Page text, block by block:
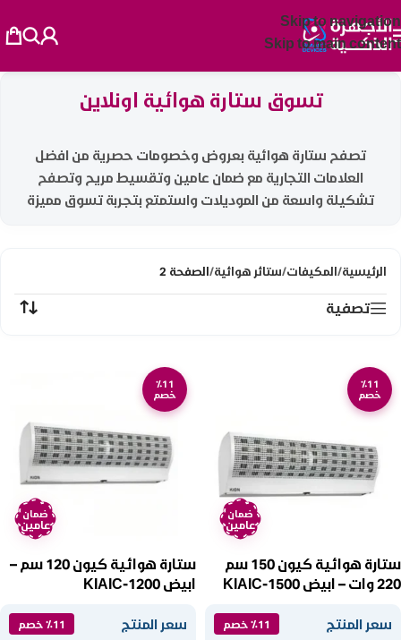
Skip to navigation
Skip to main content
تسوق ستارة هوائية اونلاين
تصفح ستارة هوائية بعروض وخصومات حصرية من افضل
العلامات التجارية مع ضمان عامين وتقسيط مريح وتصفح
تشكيلة واسعة من الموديلات واستمتع بتجربة تسوق مميزة
الرئيسية/المكيفات/ستائر هوائية/الصفحة 2
تصفية
٪11
خصم
ضمان
عامين
ستارة هوائية كيون 150 سم
220 وات – ابيض KIAIC-1500
سعر المنتج ٪11 خصم
٪11
خصم
ضمان
عامين
ستارة هوائية كيون 120 سم –
ابيض KIAIC-1200
سعر المنتج ٪11 خصم